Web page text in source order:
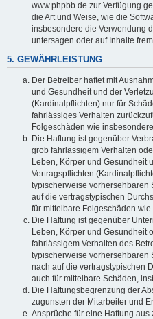
www.phpbb.de zur Verfügung
die Art und Weise, wie die
insbesondere die Verwendung
untersagen oder auf Inhalte
5. GEWÄHRLEISTUNG
Der Betreiber haftet mit
und Gesundheit und der
(Kardinalpflichten) nur für
fahrlässiges Verhalten
Folgeschäden wie
Die Haftung ist gegenüber
grob fahrlässigem Verhalten
Leben, Körper und Gesundheit
Vertragspflichten
typischerweise vorhersehbaren
auf die vertragstypischen
für mittelbare Folgeschäden
Die Haftung ist gegenüber
Leben, Körper und Gesundheit
fahrlässigem Verhalten des
typischerweise vorhersehbaren
nach auf die vertragstypischen
auch für mittelbare Schäden,
Die Haftungsbegrenzung der
zugunsten der Mitarbeiter und
Ansprüche für eine Haftung